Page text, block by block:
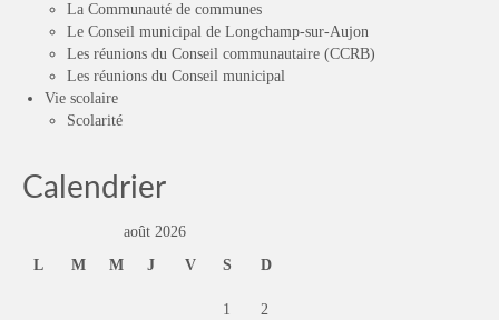
La Communauté de communes
Le Conseil municipal de Longchamp-sur-Aujon
Les réunions du Conseil communautaire (CCRB)
Les réunions du Conseil municipal
Vie scolaire
Scolarité
Calendrier
août 2026
L
M M J V S D
1 2